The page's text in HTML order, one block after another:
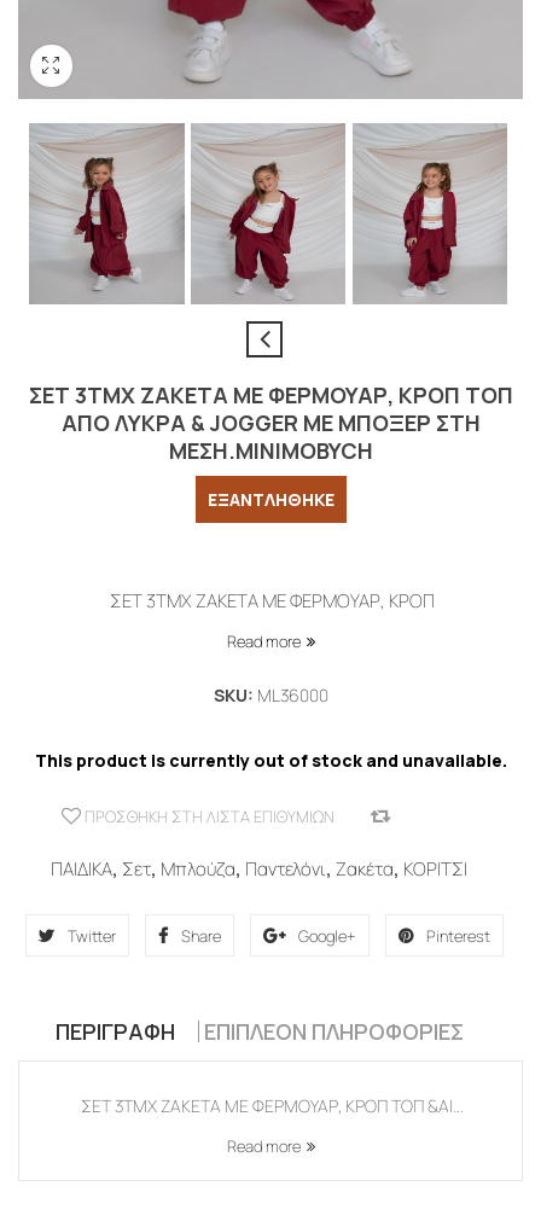
ΣΕΤ 3ΤΜΧ ΖΑΚΕΤΑ ΜΕ ΦΕΡΜΟΥΑΡ, ΚΡΟΠ ΤΟΠ
ΑΠΟ ΛΥΚΡΑ & JOGGER ΜΕ ΜΠΟΞΕΡ ΣΤΗ
ΜΕΣΗ.MINIMOBYCH
ΕΞΑΝΤΛΗΘΗΚΕ
ΣΕΤ 3ΤΜΧ ΖΑΚΕΤΑ ΜΕ ΦΕΡΜΟΥΑΡ, ΚΡΟΠ
Read more
SKU: ML36000
This product is currently out of stock and unavailable.
ΠΡΟΣΘΉΚΗ ΣΤΗ ΛΊΣΤΑ ΕΠΙΘΥΜΙΏΝ
ΠΑΙΔΙΚΑ, Σετ, Μπλούζα, Παντελόνι, Ζακέτα, ΚΟΡΙΤΣΙ
Twitter Share Google+ Pinterest
ΠΕΡΙΓΡΑΦΉ ΕΠΙΠΛΈΟΝ ΠΛΗΡΟΦΟΡΊΕΣ
ΣΕΤ 3ΤΜΧ ΖΑΚΕΤΑ ΜΕ ΦΕΡΜΟΥΑΡ, ΚΡΟΠ ΤΟΠ &Al...
Read more